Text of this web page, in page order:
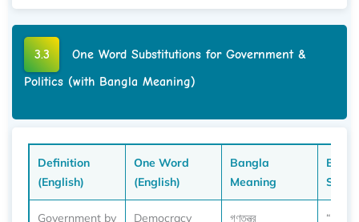
3.3
One Word Substitutions for Government &
Politics (with Bangla Meaning)
Definition
(English)
One Word
(English)
Bangla
Meaning
Government by
Democracy গণতন্ত্র
“In a